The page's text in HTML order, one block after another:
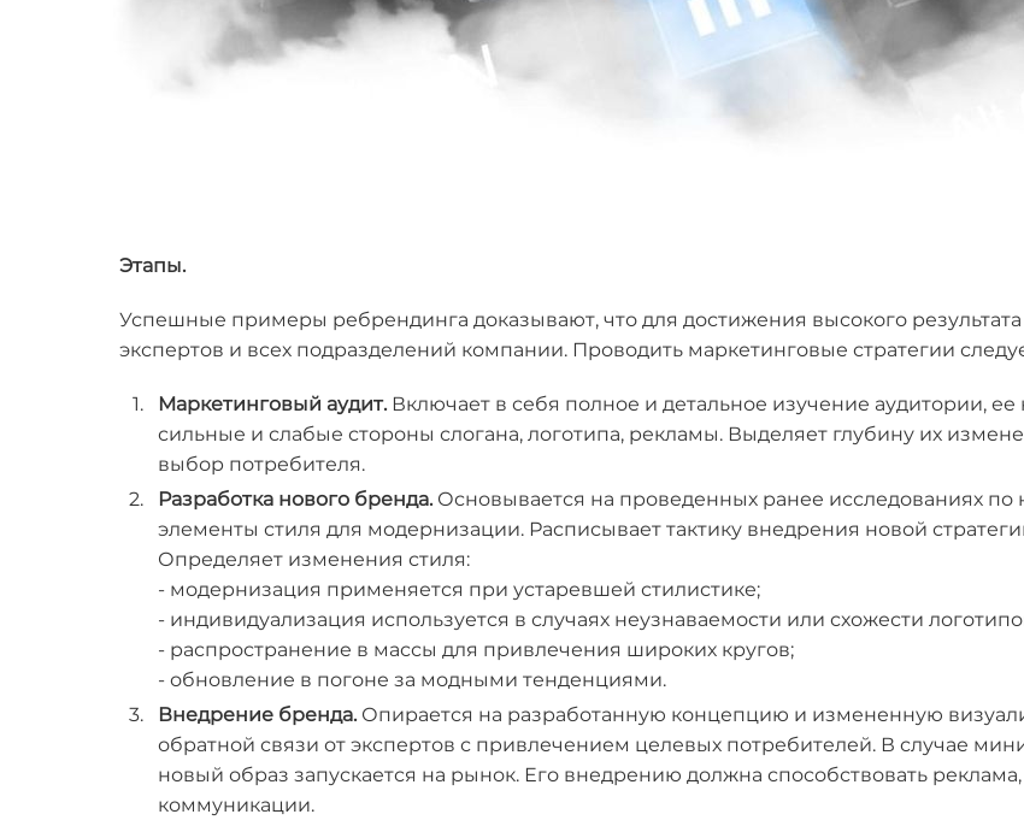
Этапы.
Успешные примеры ребрендинга доказывают, что для достижения высокого
экспертов и всех подразделений компании. Проводить маркетинговые стратегии
Маркетинговый аудит. Включает в себя полное и детальное изучение аудитории,
сильные и слабые стороны слогана, логотипа, рекламы. Выделяет глубину их
выбор потребителя.
Разработка нового бренда.Основывается на проведенных ранее исследованиях
элементы стиля для модернизации. Расписывает тактику внедрения новой
Определяет изменения стиля:
- модернизация применяется при устаревшей стилистике;
- индивидуализация используется в случаях неузнаваемости или схожести
- распространение в массы для привлечения широких кругов;
- обновление в погоне за модными тенденциями.
Внедрение бренда. Опирается на разработанную концепцию и измененную
обратной связи от экспертов с привлечением целевых потребителей. В случае
новый образ запускается на рынок. Его внедрению должна способствовать
коммуникации.